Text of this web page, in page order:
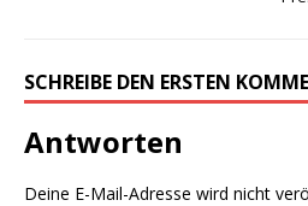
SCHREIBE DEN ERSTEN
Antworten
Deine E-Mail-Adresse wird nicht